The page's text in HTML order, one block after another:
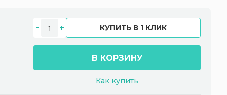
КУПИТЬ В 1 КЛИК
В КОРЗИНУ
Как купить